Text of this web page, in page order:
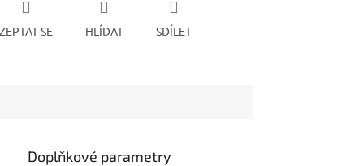
ZEPTAT SE HLÍDAT SDÍLET
Doplňkové parametry